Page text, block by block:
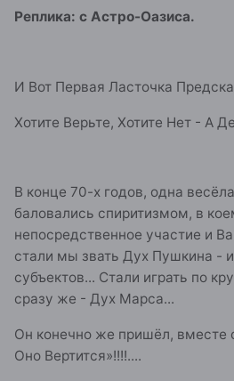
Реплика: с Астро-Оазиса.
И Вот Первая Ласточка
Хотите Верьте, Хотите Нет - А
В конце 70-х годов, одна
баловались спиритизмом, в
непосредственное участие и
стали мы звать Дух Пушкина -
субъектов... Стали играть по
сразу же - Дух Марса...
Он конечно же пришёл, вместе
Оно Вертится»!!!!....